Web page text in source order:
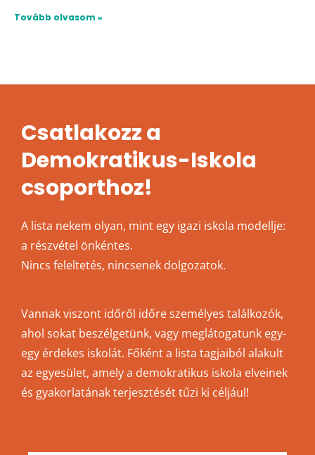
Tovább olvasom »
Csatlakozz a
Demokratikus-Iskola
csoporthoz!
A lista nekem olyan, mint egy igazi iskola modellje:
a részvétel önkéntes.
Nincs feleltetés, nincsenek dolgozatok.
Vannak viszont időről időre személyes találkozók,
ahol sokat beszélgetünk, vagy meglátogatunk egy-
egy érdekes iskolát. Főként a lista tagjaiból alakult
az egyesület, amely a demokratikus iskola elveinek
és gyakorlatának terjesztését tűzi ki céljául!